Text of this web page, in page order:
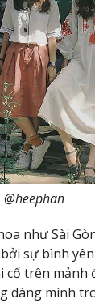
@heephan
như Sài
sự bình
trên mảnh
dáng mình